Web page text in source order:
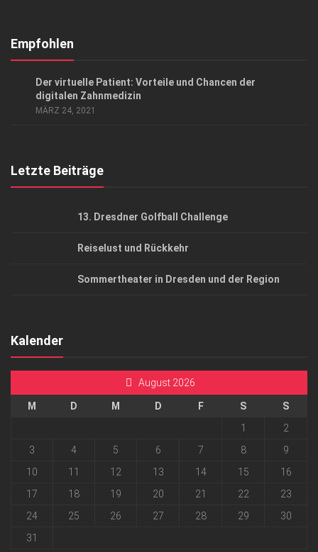
Kontakt, Impressum
Empfohlen
Der virtuelle Patient: Vorteile und Chancen der
digitalen Zahnmedizin
MÄRZ 24, 2021
Letzte Beiträge
13. Dresdner Golfball Challenge
Reiselust und Rückkehr
Sommertheater in Dresden und der Region
Kalender
August 2026
M D M D F S
S
1
2
3
4 5 6 7 8
9
10
11 12 13 14 15
16
17
18 19 20 21 22
23
24
25 26 27 28 29
30
31